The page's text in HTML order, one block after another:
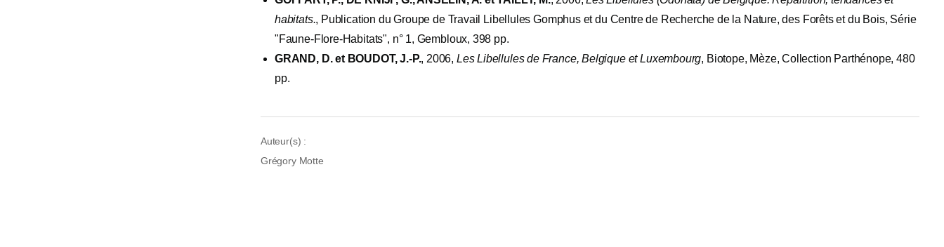
habitats., Publication du Groupe de Travail Libellules Gomphus et du Centre de Recherche de la Nature, des Forêts et du Bois, Série
"Faune-Flore-Habitats", n° 1, Gembloux, 398 pp.
GRAND, D. et BOUDOT, J.-P., 2006, Les Libellules de France, Belgique et Luxembourg, Biotope, Mèze, Collection Parthénope, 480
pp.
Auteur(s) :
Grégory Motte